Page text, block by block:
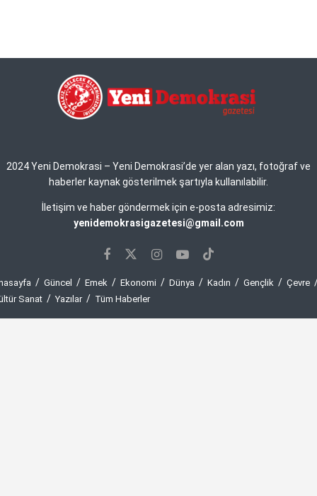
2024 Yeni Demokrasi – Yeni Demokrasi’de yer alan yazı, fotoğraf ve
haberler kaynak gösterilmek şartıyla kullanılabilir.
İletişim ve haber göndermek için e-posta adresimiz:
yenidemokrasigazetesi@gmail.com
Güncel Emek Ekonomi Dünya Kadın Gençlik
Çevre
Sanat
Yazılar Tüm Haberler